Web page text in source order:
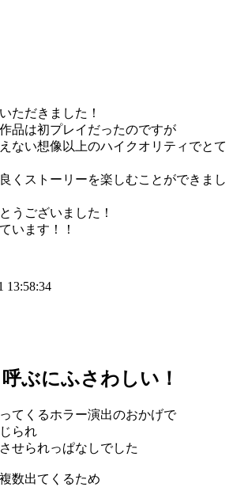
ただきました！
品は初プレイだったのですが
ない想像以上のハイクオリティでとて
くストーリーを楽しむことができまし
うございました！
います！！
13:58:34
ぶにふさわしい！
てくるホラー演出のおかげで
られ
せられっぱなしでした
数出てくるため